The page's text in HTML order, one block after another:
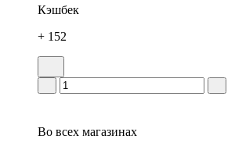
Кэшбек
+ 152
Во всех магазинах